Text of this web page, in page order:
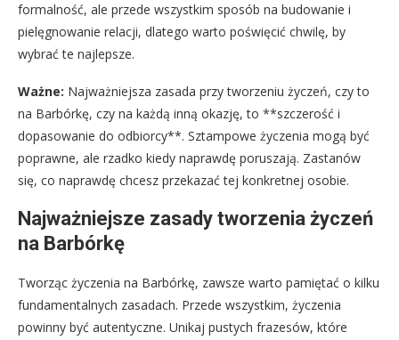
formalność, ale przede wszystkim sposób na budowanie i
pielęgnowanie relacji, dlatego warto poświęcić chwilę, by
wybrać te najlepsze.
Ważne: Najważniejsza zasada przy tworzeniu życzeń, czy to
na Barbórkę, czy na każdą inną okazję, to **szczerość i
dopasowanie do odbiorcy**. Sztampowe życzenia mogą być
poprawne, ale rzadko kiedy naprawdę poruszają. Zastanów
się, co naprawdę chcesz przekazać tej konkretnej osobie.
Najważniejsze zasady tworzenia życzeń
na Barbórkę
Tworząc życzenia na Barbórkę, zawsze warto pamiętać o kilku
fundamentalnych zasadach. Przede wszystkim, życzenia
powinny być autentyczne. Unikaj pustych frazesów, które